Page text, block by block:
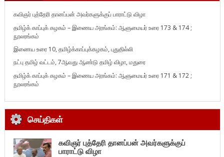
கவிஞர் புத்தேரி தானப்பன் அவர்களுக்குப் பாராட்டு விழா
தமிழ்க் காப்புக் கழகம் – இணைய அரங்கம்: ஆளுமையர் உரை 173 & 174 ;
நூலரங்கம்
இணைய உரை 10, தமிழ்க்காப்புக்கழகம், புதுதில்லி
நட்பு தமிழ் வட்டம், 7ஆவது ஆண்டு தமிழ் விழா, மதுரை
தமிழ்க் காப்புக் கழகம் – இணைய அரங்கம்: ஆளுமையர் உரை 171 & 172 ;
நூலரங்கம்
செய்திகள்
கவிஞர் புத்தேரி தானப்பன் அவர்களுக்குப்
பாராட்டு விழா